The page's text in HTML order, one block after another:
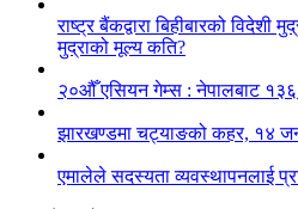
राष्ट्र बैंकद्वारा बिहीबारको विदेशी
मुद्राको मूल्य कति?
२०औँ एसियन गेम्स : नेपालबाट १३६
झारखण्डमा चट्याङको कहर, १४
एमालेले सदस्यता व्यवस्थापनलाई